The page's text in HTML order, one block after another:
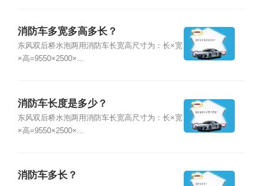
消防车多宽多高多长？
东风双后桥水泡两用消防车长宽高尺寸为：长×宽
×高=9550×2500×...
消防车长度是多少？
东风双后桥水泡两用消防车长宽高尺寸为：长×宽
×高=9550×2500×...
消防车多长？